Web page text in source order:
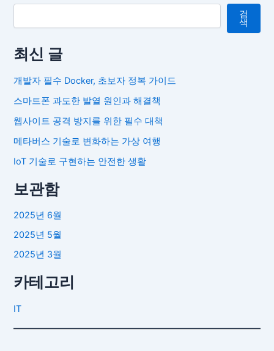
검
색
최신 글
개발자 필수 Docker, 초보자 정복 가이드
스마트폰 과도한 발열 원인과 해결책
웹사이트 공격 방지를 위한 필수 대책
메타버스 기술로 변화하는 가상 여행
IoT 기술로 구현하는 안전한 생활
보관함
2025년 6월
2025년 5월
2025년 3월
카테고리
IT